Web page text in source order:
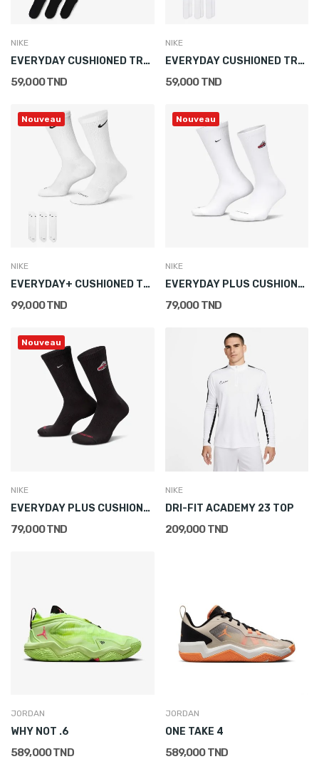
NIKE
EVERYDAY CUSHIONED TRAINING ANKLE SOCKS (3 PAIRS)
59,000 TND
NIKE
EVERYDAY CUSHIONED TRAINING CREW SOCKS (3 PAIRS)
59,000 TND
Nouveau
NIKE
EVERYDAY+ CUSHIONED TRAINING CREW SOCKS (3 PAIRS)
99,000 TND
Nouveau
NIKE
EVERYDAY PLUS CUSHIONED CREW SOCKS (1 PAIR)
79,000 TND
Nouveau
NIKE
EVERYDAY PLUS CUSHIONED CREW SOCKS (1 PAIR)
79,000 TND
NIKE
DRI-FIT ACADEMY 23 TOP
209,000 TND
JORDAN
WHY NOT .6
589,000 TND
JORDAN
ONE TAKE 4
589,000 TND